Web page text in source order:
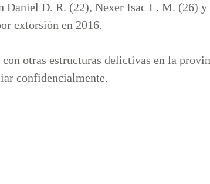
Daniel D. R. (22), Nexer Isac L. M. (26)
extorsión en 2016.
otras estructuras delictivas en la
confidencialmente.